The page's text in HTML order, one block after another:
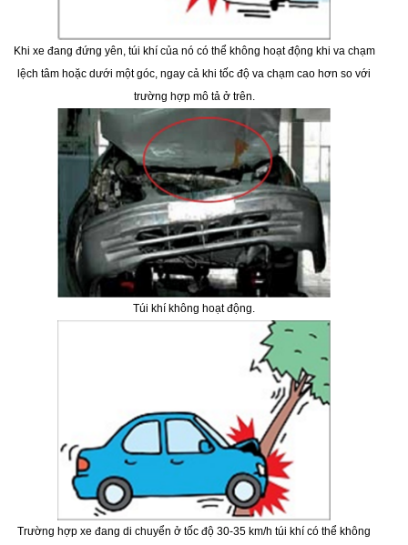
Khi xe đang đứng yên, túi khí của nó có thể không hoạt động khi va chạm
lệch tâm hoặc dưới một góc, ngay cả khi tốc độ va chạm cao hơn so với
trường hợp mô tả ở trên.
Túi khí không hoạt động.
Trường hợp xe đang di chuyển ở tốc độ 30-35 km/h túi khí có thể không